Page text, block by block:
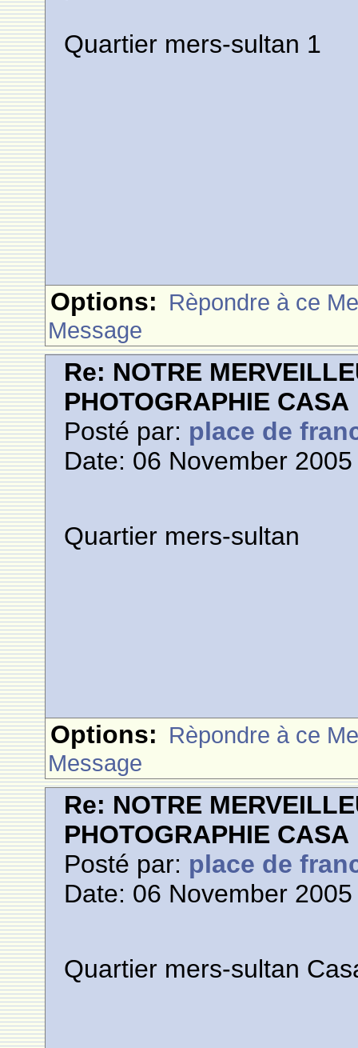
Quartier mers-sultan 1
Options: Rèpondre à ce
Message
Re: NOTRE
PHOTOGRAPHIE CASA
Posté par: place de
Date: 06 November
Quartier mers-sultan
Options: Rèpondre à ce
Message
Re: NOTRE
PHOTOGRAPHIE CASA
Posté par: place de
Date: 06 November
Quartier mers-sultan